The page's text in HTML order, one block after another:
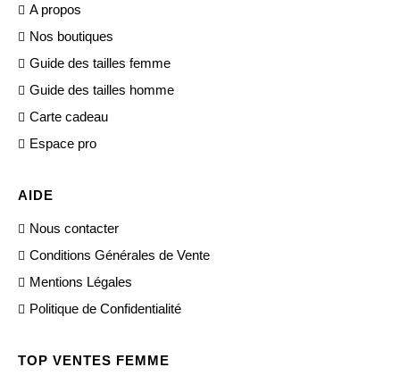
A propos
Nos boutiques
Guide des tailles femme
Guide des tailles homme
Carte cadeau
Espace pro
AIDE
Nous contacter
Conditions Générales de Vente
Mentions Légales
Politique de Confidentialité
TOP VENTES FEMME